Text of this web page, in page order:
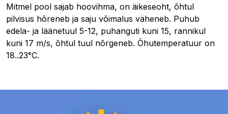
Mitmel pool sajab hoovihma, on äikeseoht, õhtul
pilvisus hõreneb ja saju võimalus väheneb. Puhub
edela- ja läänetuul 5-12, puhanguti kuni 15, rannikul
kuni 17 m/s, õhtul tuul nõrgeneb. Õhutemperatuur on
18..23°C.